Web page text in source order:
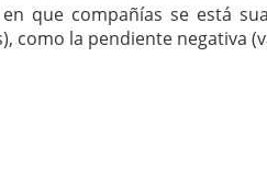
que compañías se está
como la pendiente negativa